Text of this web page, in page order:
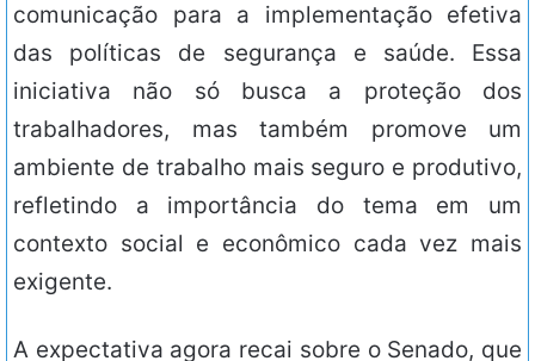
comunicação para a implementação efetiva
das políticas de segurança e saúde. Essa
iniciativa não só busca a proteção dos
trabalhadores, mas também promove um
ambiente de trabalho mais seguro e produtivo,
refletindo a importância do tema em um
contexto social e econômico cada vez mais
exigente.
A expectativa agora recai sobre o Senado, que